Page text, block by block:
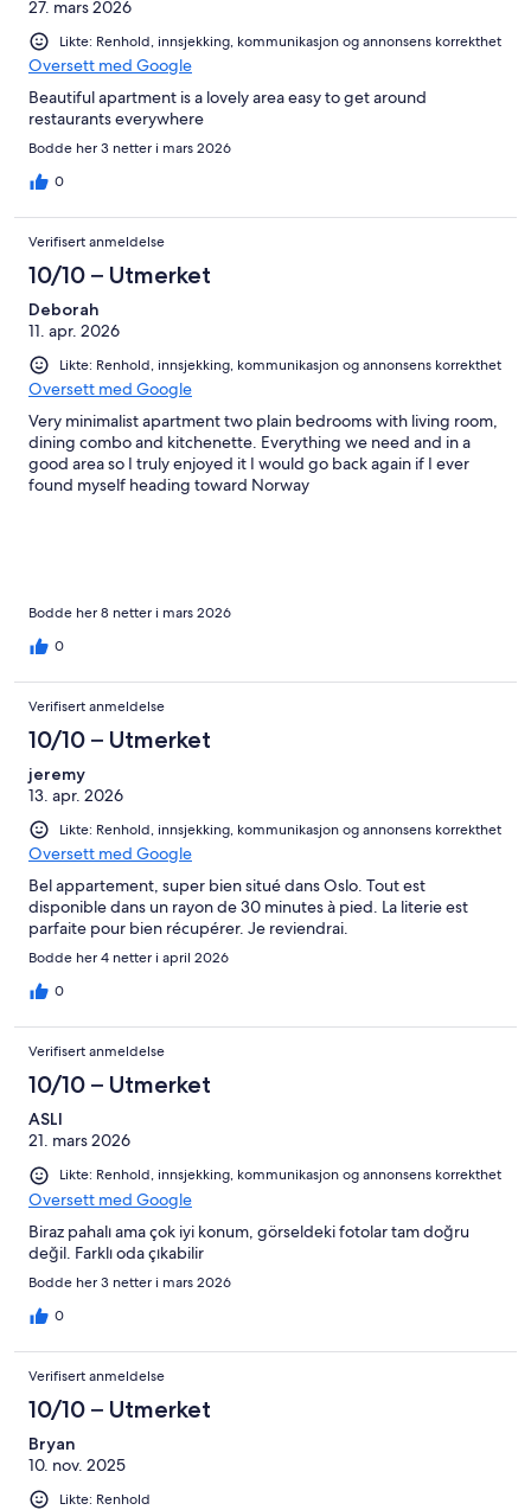
27. mars 2026
Likte: Renhold, innsjekking, kommunikasjon og annonsens korrekthet
Oversett med Google
Beautiful apartment is a lovely area easy to get around
restaurants everywhere
Bodde her 3 netter i mars 2026
0
Verifisert anmeldelse
10/10 – Utmerket
Deborah
11. apr. 2026
Likte: Renhold, innsjekking, kommunikasjon og annonsens korrekthet
Oversett med Google
Very minimalist apartment two plain bedrooms with living room,
dining combo and kitchenette. Everything we need and in a
good area so I truly enjoyed it I would go back again if I ever
found myself heading toward Norway
Bodde her 8 netter i mars 2026
0
Verifisert anmeldelse
10/10 – Utmerket
jeremy
13. apr. 2026
Likte: Renhold, innsjekking, kommunikasjon og annonsens korrekthet
Oversett med Google
Bel appartement, super bien situé dans Oslo. Tout est
disponible dans un rayon de 30 minutes à pied. La literie est
parfaite pour bien récupérer. Je reviendrai.
Bodde her 4 netter i april 2026
0
Verifisert anmeldelse
10/10 – Utmerket
ASLI
21. mars 2026
Likte: Renhold, innsjekking, kommunikasjon og annonsens korrekthet
Oversett med Google
Biraz pahalı ama çok iyi konum, görseldeki fotolar tam doğru
değil. Farklı oda çıkabilir
Bodde her 3 netter i mars 2026
0
Verifisert anmeldelse
10/10 – Utmerket
Bryan
10. nov. 2025
Likte: Renhold